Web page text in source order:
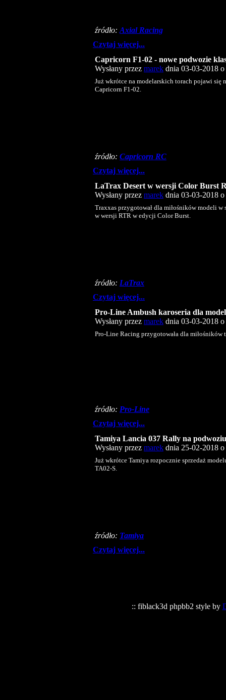
źródło: Axial Racing
Czytaj więcej...
Capricorn F1-02 - nowe podwozie
Wysłany przez marek dnia 03-03-2018
Już wkrótce na modelarskich torach pojawi się
Capricorn F1-02.
źródło: Capricorn RC
Czytaj więcej...
LaTrax Desert w wersji Color Burst
Wysłany przez marek dnia 03-03-2018
Traxxas przygotował dla miłośników modeli
w wersji RTR w edycji Color Burst.
źródło: LaTrax
Czytaj więcej...
Pro-Line Ambush karoseria dla
Wysłany przez marek dnia 03-03-2018
Pro-Line Racing przygotowała dla miłośników
źródło: Pro-Line
Czytaj więcej...
Tamiya Lancia 037 Rally na
Wysłany przez marek dnia 25-02-2018
Już wkrótce Tamiya rozpocznie sprzedaż
TA02-S.
źródło: Tamiya
Czytaj więcej...
:: fiblack3d phpbb2 style by